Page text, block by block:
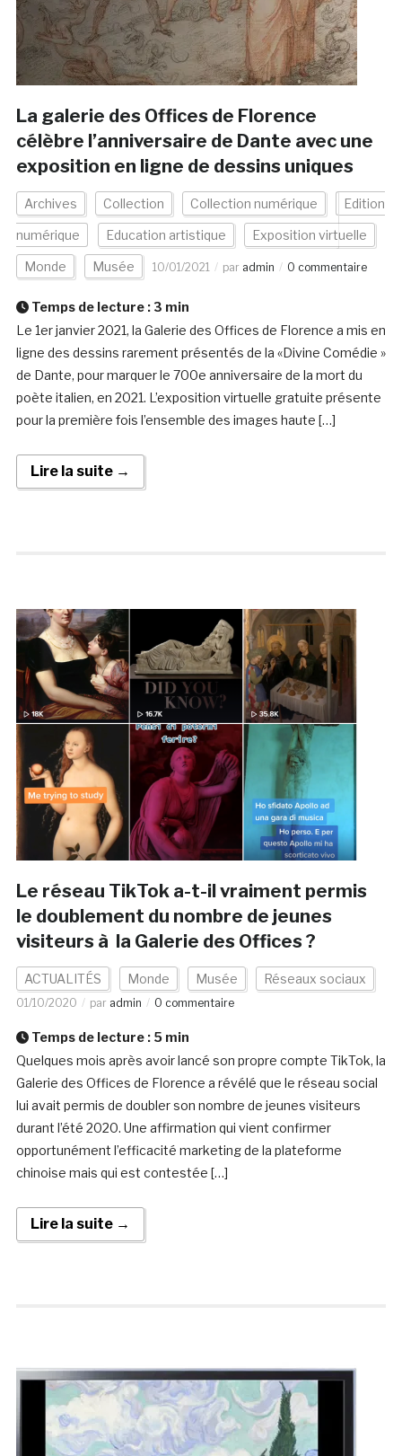
La galerie des Offices de Florence
célèbre l’anniversaire de Dante avec une
exposition en ligne de dessins uniques
Archives Collection Collection numérique Edition
numérique Education artistique Exposition virtuelle
Monde Musée 10/01/2021 par admin 0 commentaire
Temps de lecture : 3 min
Le 1er janvier 2021, la Galerie des Offices de Florence a mis en
ligne des dessins rarement présentés de la «Divine Comédie »
de Dante, pour marquer le 700e anniversaire de la mort du
poète italien, en 2021. L’exposition virtuelle gratuite présente
pour la première fois l’ensemble des images haute […]
Lire la suite →
Le réseau TikTok a-t-il vraiment permis
le doublement du nombre de jeunes
visiteurs à la Galerie des Offices ?
ACTUALITÉS Monde Musée Réseaux sociaux
01/10/2020 par admin 0 commentaire
Temps de lecture : 5 min
Quelques mois après avoir lancé son propre compte TikTok, la
Galerie des Offices de Florence a révélé que le réseau social
lui avait permis de doubler son nombre de jeunes visiteurs
durant l’été 2020. Une affirmation qui vient confirmer
opportunément l’efficacité marketing de la plateforme
chinoise mais qui est contestée […]
Lire la suite →